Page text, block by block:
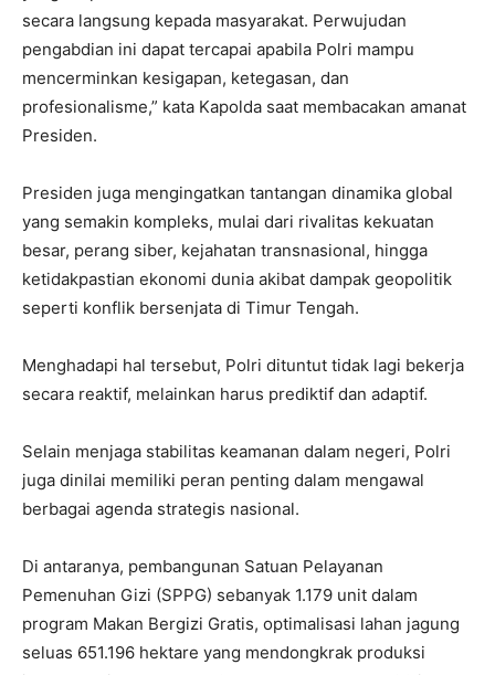
secara langsung kepada masyarakat. Perwujudan
pengabdian ini dapat tercapai apabila Polri mampu
mencerminkan kesigapan, ketegasan, dan
profesionalisme,” kata Kapolda saat membacakan amanat
Presiden.
Presiden juga mengingatkan tantangan dinamika global
yang semakin kompleks, mulai dari rivalitas kekuatan
besar, perang siber, kejahatan transnasional, hingga
ketidakpastian ekonomi dunia akibat dampak geopolitik
seperti konflik bersenjata di Timur Tengah.
Menghadapi hal tersebut, Polri dituntut tidak lagi bekerja
secara reaktif, melainkan harus prediktif dan adaptif.
Selain menjaga stabilitas keamanan dalam negeri, Polri
juga dinilai memiliki peran penting dalam mengawal
berbagai agenda strategis nasional.
Di antaranya, pembangunan Satuan Pelayanan
Pemenuhan Gizi (SPPG) sebanyak 1.179 unit dalam
program Makan Bergizi Gratis, optimalisasi lahan jagung
seluas 651.196 hektare yang mendongkrak produksi